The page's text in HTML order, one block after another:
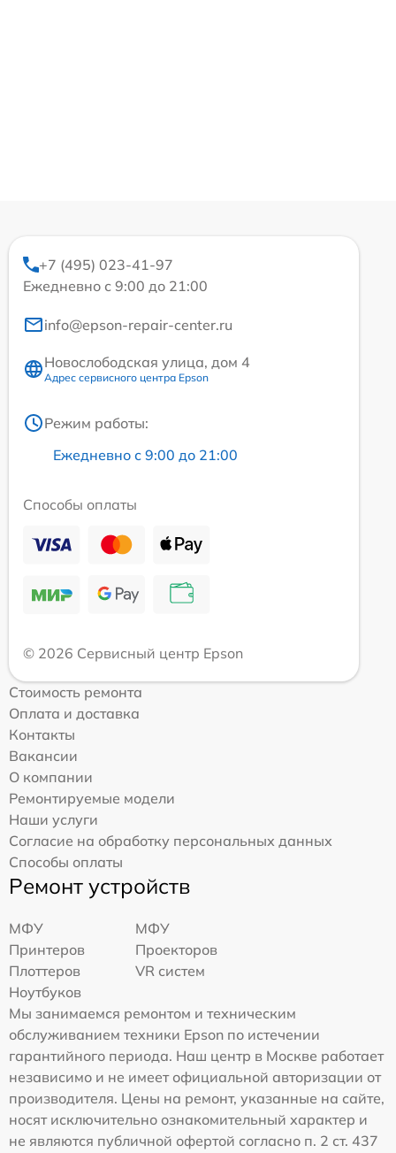
+7 (495) 023-41-97
Ежедневно с 9:00 до 21:00
info@epson-repair-center.ru
Новослободская улица, дом 4
Адрес сервисного центра Epson
Режим работы:
Ежедневно с 9:00 до 21:00
Способы оплаты
© 2026 Сервисный центр Epson
Стоимость ремонта
Оплата и доставка
Контакты
Вакансии
О компании
Ремонтируемые модели
Наши услуги
Согласие на обработку персональных данных
Способы оплаты
Ремонт устройств
МФУ
МФУ
Принтеров
Проекторов
Плоттеров
VR систем
Ноутбуков
Мы занимаемся ремонтом и техническим
обслуживанием техники Epson по истечении
гарантийного периода. Наш центр в Москве работает
независимо и не имеет официальной авторизации от
производителя. Цены на ремонт, указанные на сайте,
носят исключительно ознакомительный характер и
не являются публичной офертой согласно п. 2 ст. 437